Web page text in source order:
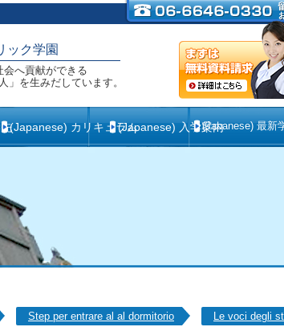
ク学園
へ貢献ができる
」を生みだしています。
(Japanese) カリキュラム(Japanese) 入学案内(Japanese) 最新
Step per entrare al al dormitorio Le voci degli